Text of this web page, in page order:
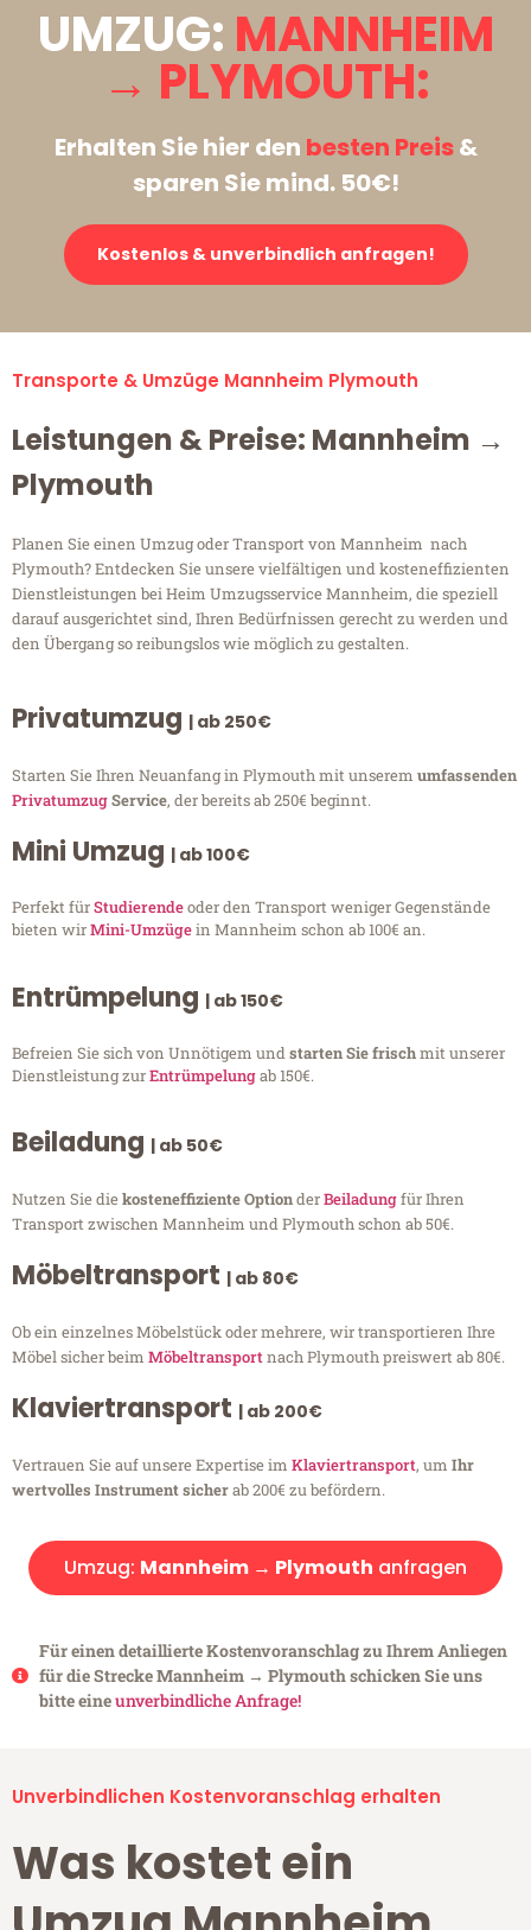
UMZUG: MANNHEIM
→ PLYMOUTH:
Erhalten Sie hier den besten Preis&
sparen Sie mind. 50€!
Kostenlos & unverbindlich anfragen!
Transporte & Umzüge Mannheim Plymouth
Leistungen & Preise: Mannheim →
Plymouth
Planen Sie einen Umzug oder Transport von Mannheim nach
Plymouth? Entdecken Sie unsere vielfältigen und kosteneffizienten
Dienstleistungen bei Heim Umzugsservice Mannheim, die speziell
darauf ausgerichtet sind, Ihren Bedürfnissen gerecht zu werden und
den Übergang so reibungslos wie möglich zu gestalten.
Privatumzug | ab 250€
Starten Sie Ihren Neuanfang in Plymouth mit unserem umfassenden
PrivatumzugService, der bereits ab 250€ beginnt.
Mini Umzug | ab 100€
Perfekt fürStudierendeoder den Transport weniger Gegenstände
bieten wirMini-Umzügein Mannheim schon ab 100€ an.
Entrümpelung | ab 150€
Befreien Sie sich von Unnötigem undstarten Sie frischmit unserer
Dienstleistung zurEntrümpelungab 150€.
Beiladung | ab 50€
Nutzen Sie diekosteneffiziente OptionderBeiladungfür Ihren
Transport zwischen Mannheim und Plymouth schon ab 50€.
Möbeltransport | ab 80€
Ob ein einzelnes Möbelstück oder mehrere, wir transportieren Ihre
Möbel sicher beim Möbeltransportnach Plymouth preiswert ab 80€.
Klaviertransport | ab 200€
Vertrauen Sie auf unsere Expertise im Klaviertransport, um Ihr
wertvolles Instrument sicherab 200€ zu befördern.
Umzug: Mannheim → Plymouth anfragen
Für einen detaillierte Kostenvoranschlag zu Ihrem Anliegen
für die Strecke Mannheim → Plymouth schicken Sie uns
bitte eineunverbindliche Anfrage!
Unverbindlichen Kostenvoranschlag erhalten
Was kostet ein